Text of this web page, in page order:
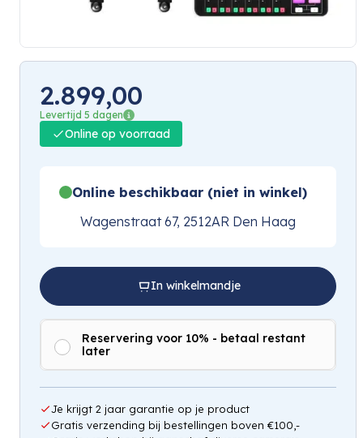
2.899,00
Levertijd 5 dagen
Online op voorraad
Online beschikbaar (niet in winkel)
Wagenstraat 67, 2512AR Den Haag
In winkelmandje
Reservering voor 10% - betaal restant
later
Je krijgt 2 jaar garantie op je product
Gratis verzending bij bestellingen boven €100,-